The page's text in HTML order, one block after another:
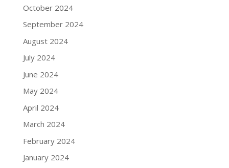
October 2024
September 2024
August 2024
July 2024
June 2024
May 2024
April 2024
March 2024
February 2024
January 2024